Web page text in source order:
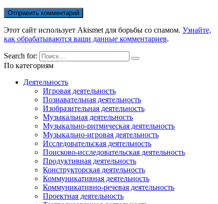
Этот сайт использует Akismet для борьбы со спамом. Узнайте,
как обрабатываются ваши данные комментариев.
Search for:
По категориям
Деятельность
Игровая деятельность
Познавательная деятельность
Изобразительная деятельность
Музыкальная деятельность
Музыкально-ритмическая деятельность
Музыкально-игровая деятельность
Исследовательская деятельность
Поисково-исследовательская деятельность
Продуктивная деятельность
Конструкторская деятельность
Коммуникативная деятельность
Коммуникативно-речевая деятельность
Проектная деятельность